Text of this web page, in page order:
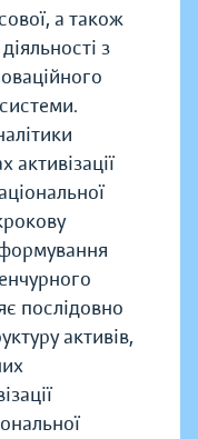
а також
з
активізації
послідовно
активів,